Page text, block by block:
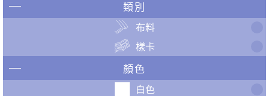
類別
布料
樣卡
顏色
白色